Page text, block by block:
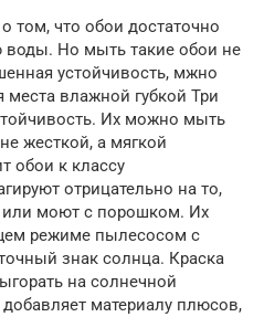
том, что обои достаточно
воды. Но мыть такие обои не
устойчивость, мжно
места влажной губкой Три
Их можно мыть
жесткой, а мягкой
обои к классу
отрицательно на то,
или моют с порошком. Их
режиме пылесосом с
знак солнца. Краска
на солнечной
материалу плюсов,